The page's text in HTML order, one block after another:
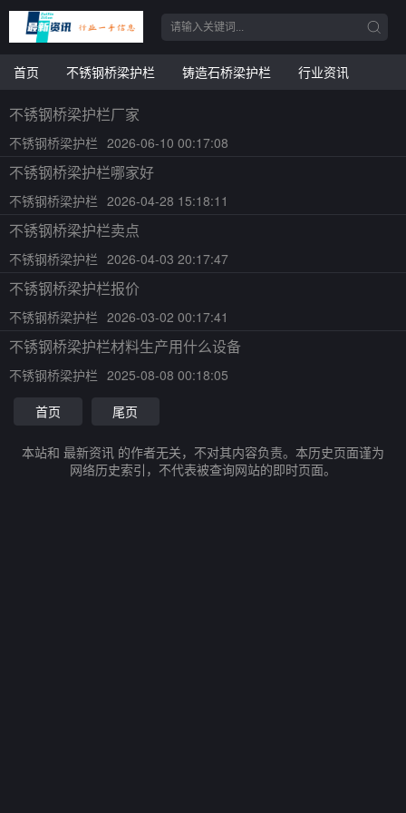
首页 不锈钢桥梁护栏 铸造石桥梁护栏 行业资讯
不锈钢桥梁护栏厂家
不锈钢桥梁护栏 2026-06-10 00:17:08
不锈钢桥梁护栏哪家好
不锈钢桥梁护栏 2026-04-28 15:18:11
不锈钢桥梁护栏卖点
不锈钢桥梁护栏 2026-04-03 20:17:47
不锈钢桥梁护栏报价
不锈钢桥梁护栏 2026-03-02 00:17:41
不锈钢桥梁护栏材料生产用什么设备
不锈钢桥梁护栏 2025-08-08 00:18:05
首页
尾页
本站和 最新资讯 的作者无关，不对其内容负责。本历史页面谨为
网络历史索引，不代表被查询网站的即时页面。